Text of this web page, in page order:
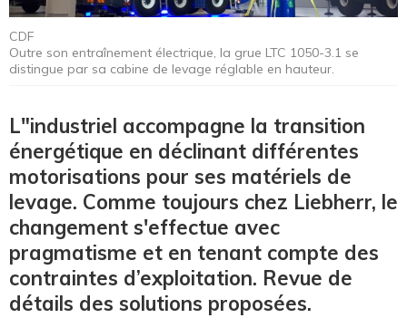
CDF
Outre son entraînement électrique, la grue LTC 1050-3.1 se
distingue par sa cabine de levage réglable en hauteur.
L"industriel accompagne la transition
énergétique en déclinant différentes
motorisations pour ses matériels de
levage. Comme toujours chez Liebherr, le
changement s'effectue avec
pragmatisme et en tenant compte des
contraintes d’exploitation. Revue de
détails des solutions proposées.